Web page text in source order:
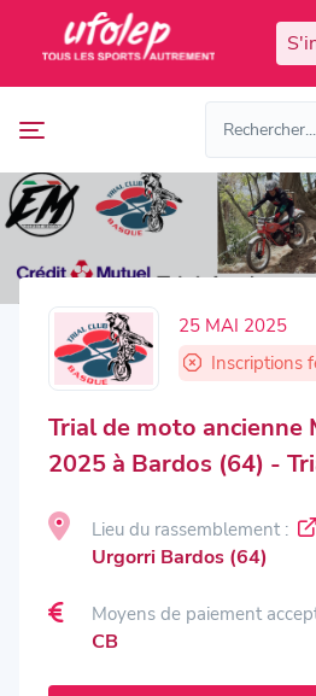
manifestations
Manifestations
passées
ENAccès
organisateur
25 MAI 2025
Inscriptions
Trial de moto ancienne
2025 à Bardos (64) -
Lieu du rassemblement :
Urgorri Bardos (64)
Moyens de paiement
CB
Panneau de gestion des cookies